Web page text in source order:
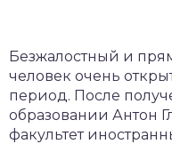
Безжалостный и
человек очень
период. После
образовании Антон
факультет